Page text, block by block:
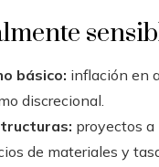
básico: inflación en
discrecional.
proyectos
de materiales y